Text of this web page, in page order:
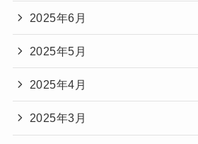
2025年6月
2025年5月
2025年4月
2025年3月